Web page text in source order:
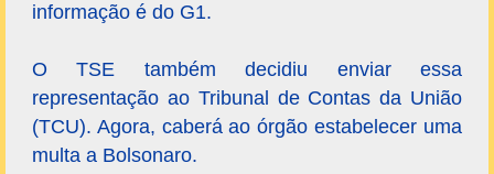
informação é do G1.
O TSE também decidiu enviar essa
representação ao Tribunal de Contas da União
(TCU). Agora, caberá ao órgão estabelecer uma
multa a Bolsonaro.